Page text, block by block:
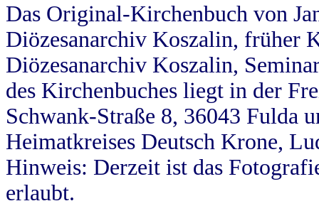
Das Original-Kirchenbuch von
Diözesanarchiv Koszalin, früher
Diözesanarchiv Koszalin,
des Kirchenbuches liegt in der
Schwank-Straße 8, 36043 Fulda
Heimatkreises Deutsch Krone,
Hinweis: Derzeit ist das
erlaubt.